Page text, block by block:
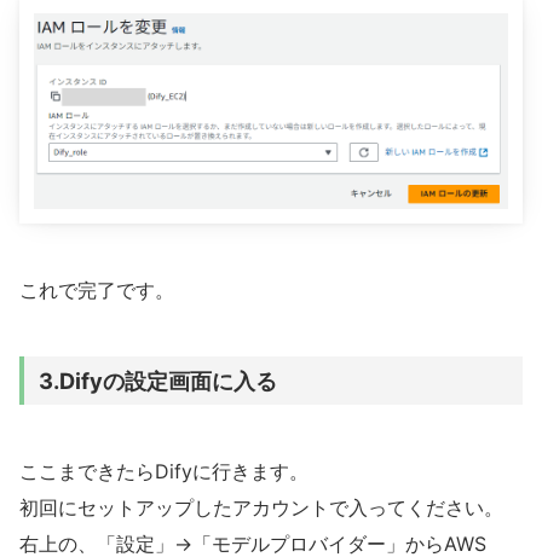
これで完了です。
3.Difyの設定画面に入る
ここまできたらDifyに行きます。
初回にセットアップしたアカウントで入ってください。
右上の、「設定」→「モデルプロバイダー」からAWS